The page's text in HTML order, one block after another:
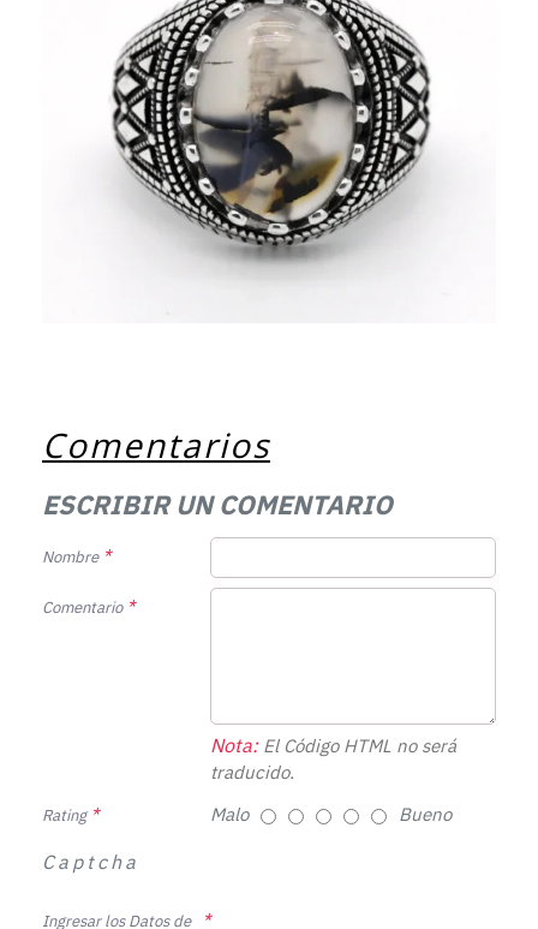
Comentarios
ESCRIBIR UN COMENTARIO
Nombre
Comentario
Nota:El Código HTML no será
traducido.
Rating Malo Bueno
Captcha
Ingresar los Datos de